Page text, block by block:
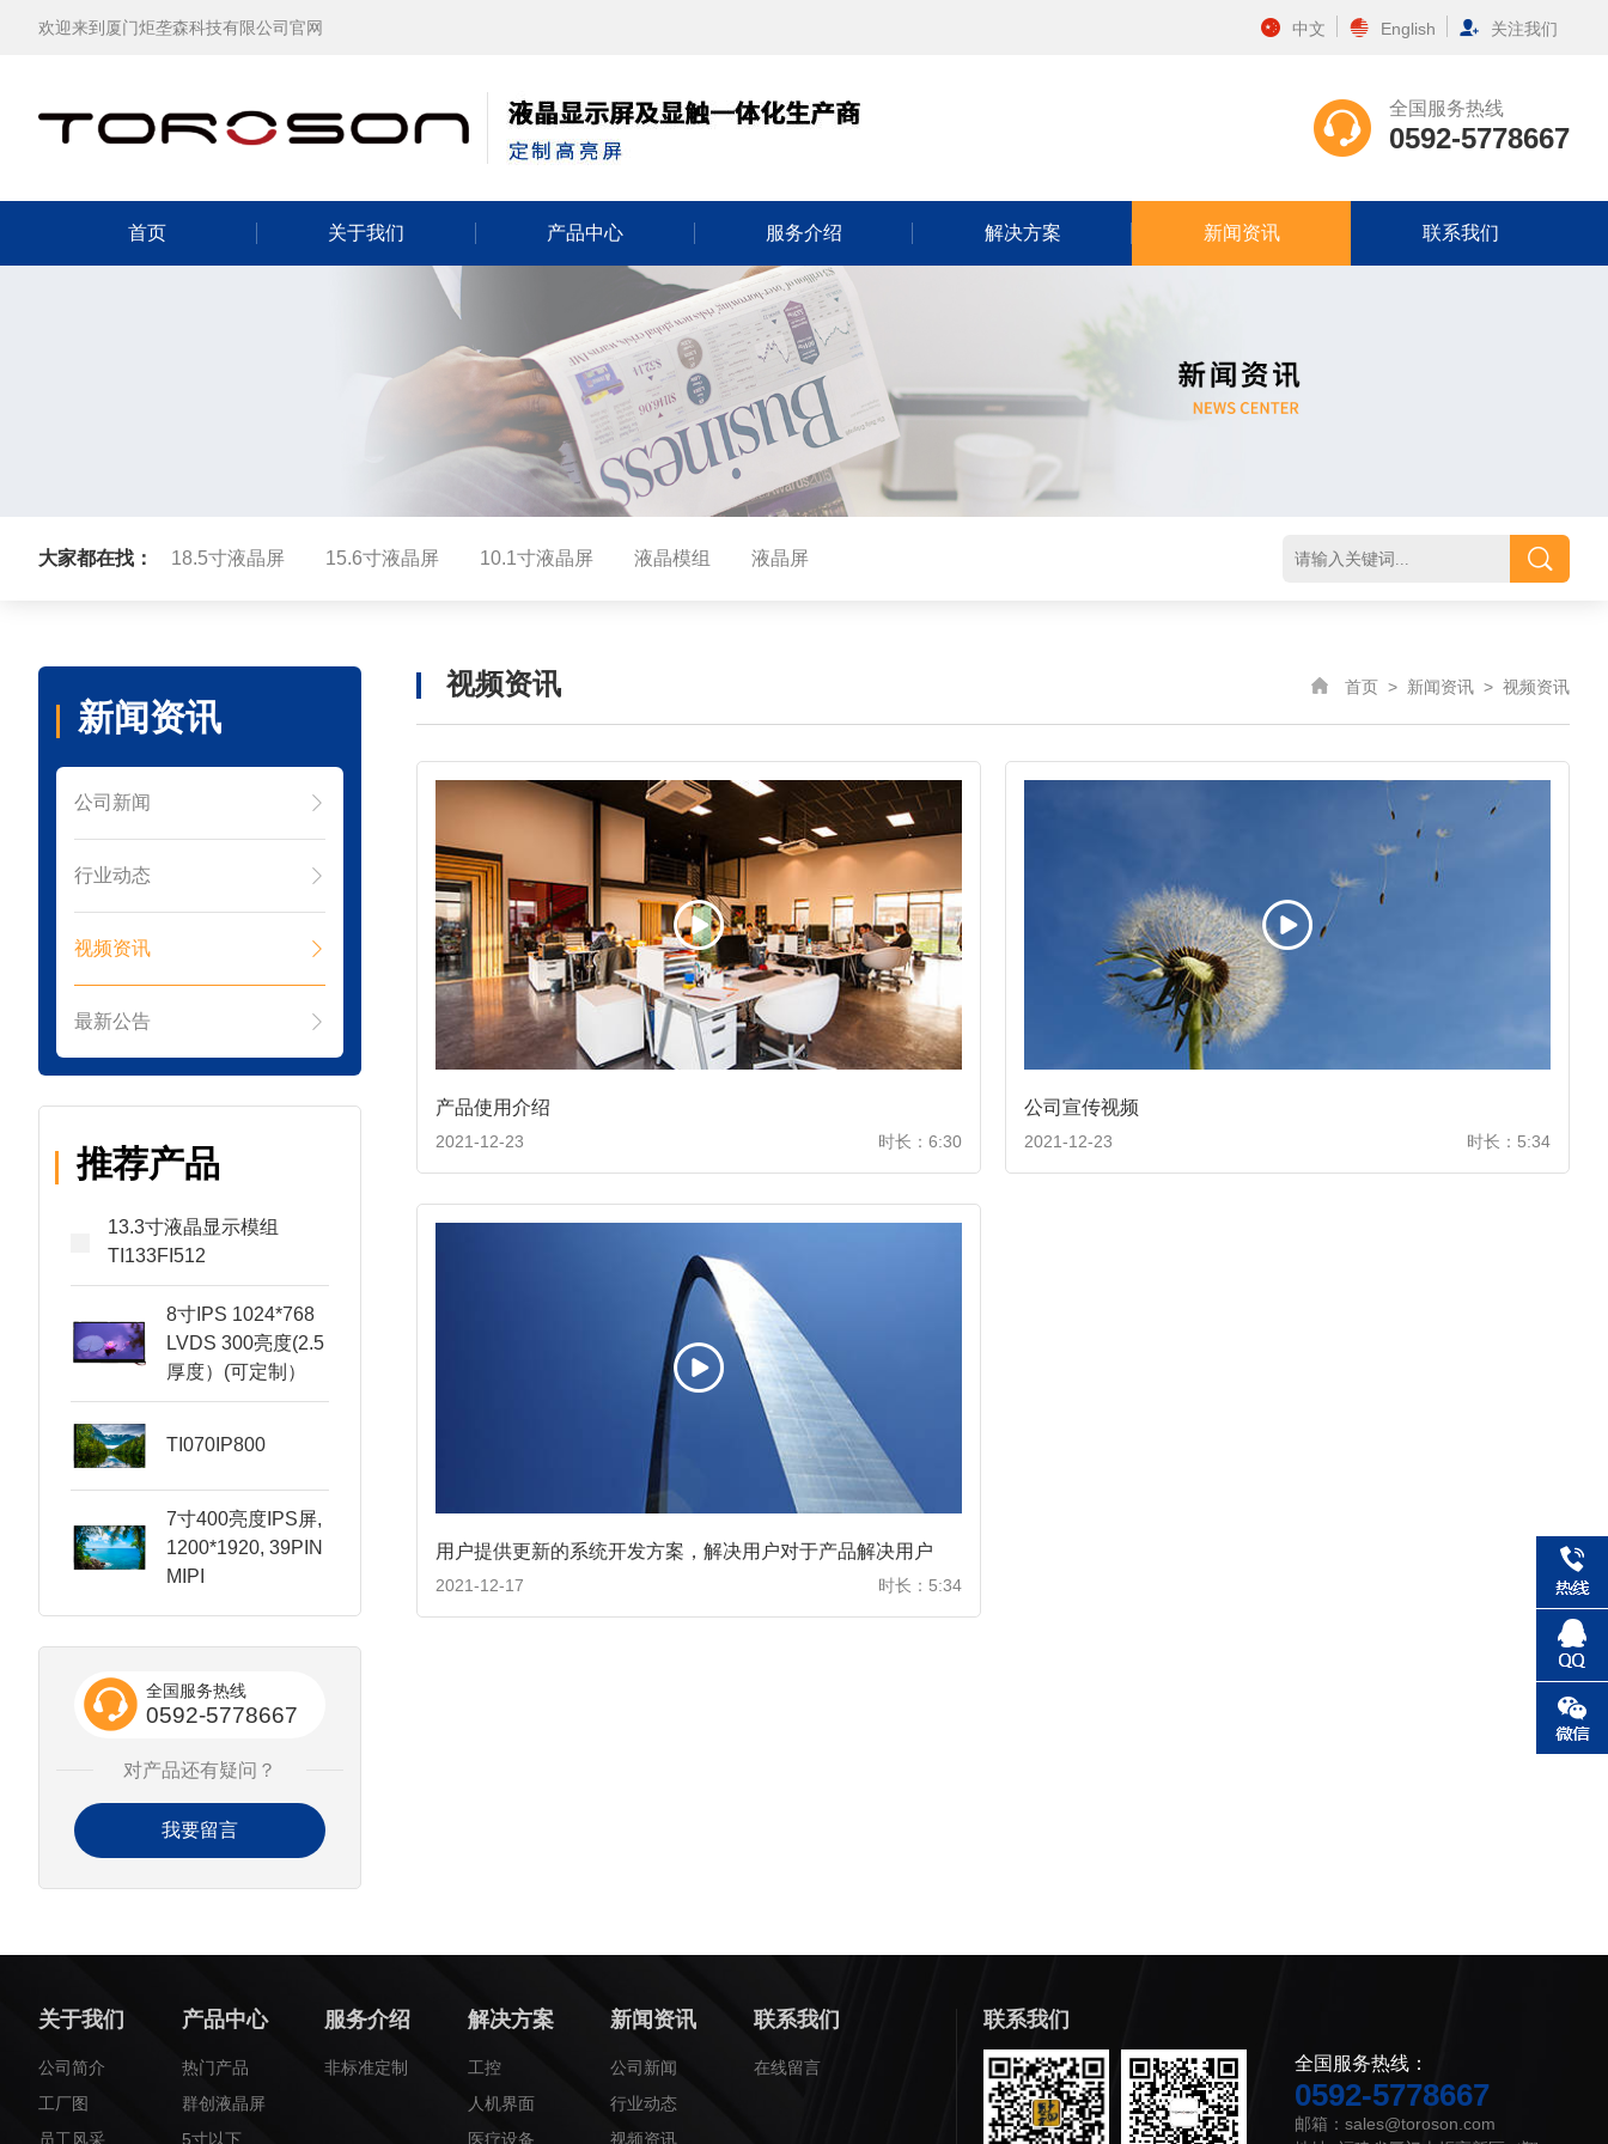
欢迎来到厦门炬垄森科技有限公司官网 中文 English 关注我们
全国服务热线
0592-5778667
首页 关于我们 产品中心 服务介绍 解决方案 新闻资讯 联系我们
大家都在找： 18.5寸液晶屏 15.6寸液晶屏 10.1寸液晶屏 液晶模组 液晶屏
新闻资讯
公司新闻
行业动态
视频资讯
最新公告
推荐产品
13.3寸液晶显示模组
TI133FI512
8寸IPS 1024*768
LVDS 300亮度(2.5
厚度）(可定制）
TI070IP800
7寸400亮度IPS屏,
1200*1920, 39PIN
MIPI
全国服务热线
0592-5778667
对产品还有疑问？
我要留言
视频资讯 首页 > 新闻资讯 > 视频资讯
产品使用介绍
2021-12-23 时长：6:30
公司宣传视频
2021-12-23 时长：5:34
用户提供更新的系统开发方案，解决用户对于产品解决用户
2021-12-17 时长：5:34
关于我们
公司简介
工厂图
员工风采
产品中心
热门产品
群创液晶屏
5寸以下
服务介绍
非标准定制
解决方案
工控
人机界面
医疗设备
新闻资讯
公司新闻
行业动态
视频资讯
联系我们
在线留言
联系我们
全国服务热线：
0592-5778667
邮箱：sales@toroson.com